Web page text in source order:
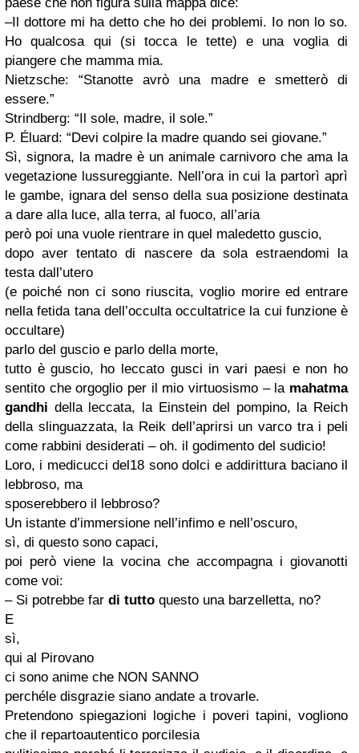
–Il dottore mi ha detto che ho dei problemi. Io non lo so.
Ho qualcosa qui (si tocca le tette) e una voglia di
piangere che mamma mia.
Nietzsche: “Stanotte avrò una madre e smetterò di
essere.”
Strindberg: “Il sole, madre, il sole.”
P. Éluard: “Devi colpire la madre quando sei giovane.”
Sì, signora, la madre è un animale carnivoro che ama la
vegetazione lussureggiante. Nell’ora in cui la partorì aprì
le gambe, ignara del senso della sua posizione destinata
a dare alla luce, alla terra, al fuoco, all’aria
però poi una vuole rientrare in quel maledetto guscio,
dopo aver tentato di nascere da sola estraendomi la
testa dall’utero
(e poiché non ci sono riuscita, voglio morire ed entrare
nella fetida tana dell’occulta occultatrice la cui funzione è
occultare)
parlo del guscio e parlo della morte,
tutto è guscio, ho leccato gusci in vari paesi e non ho
sentito che orgoglio per il mio virtuosismo – la mahatma
gandhi della leccata, la Einstein del pompino, la Reich
della slinguazzata, la Reik dell’aprirsi un varco tra i peli
come rabbini desiderati – oh. il godimento del sudicio!
Loro, i medicucci del18 sono dolci e addirittura baciano il
lebbroso, ma
sposerebbero il lebbroso?
Un istante d’immersione nell’infimo e nell’oscuro,
sì, di questo sono capaci,
poi però viene la vocina che accompagna i giovanotti
come voi:
– Si potrebbe far di tutto questo una barzelletta, no?
E
sì,
qui al Pirovano
ci sono anime che NON SANNO
perchéle disgrazie siano andate a trovarle.
Pretendono spiegazioni logiche i poveri tapini, vogliono
che il repartoautentico porcilesia